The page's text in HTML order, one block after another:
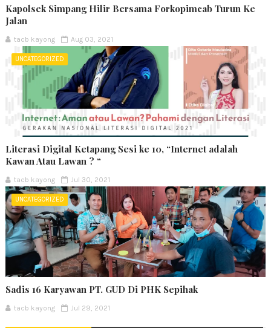
Kapolsek Simpang Hilir Bersama Forkopimcab Turun Ke
Jalan
tacb kayong Aug 03, 2021
UNCATEGORIZED
Literasi Digital Ketapang Sesi ke 10, “Internet adalah
Kawan Atau Lawan ? “
tacb kayong Jul 30, 2021
UNCATEGORIZED
Sadis 16 Karyawan PT. GUD Di PHK Sepihak
tacb kayong Jul 29, 2021